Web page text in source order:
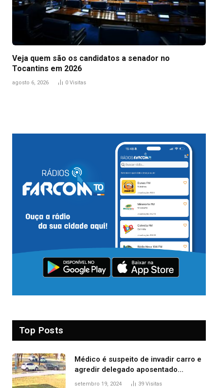
Veja quem são os candidatos a senador no
Tocantins em 2026
agosto 6, 2026 0 Visitas
Top Posts
Médico é suspeito de invadir carro e
agredir delegado aposentado
durante confusão no trânsito
setembro 19, 2024 39 Visitas